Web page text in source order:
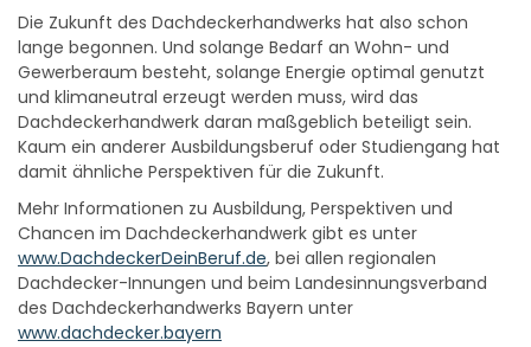
Die Zukunft des Dachdeckerhandwerks hat also schon
lange begonnen. Und solange Bedarf an Wohn- und
Gewerberaum besteht, solange Energie optimal genutzt
und klimaneutral erzeugt werden muss, wird das
Dachdeckerhandwerk daran maßgeblich beteiligt sein.
Kaum ein anderer Ausbildungsberuf oder Studiengang hat
damit ähnliche Perspektiven für die Zukunft.
Mehr Informationen zu Ausbildung, Perspektiven und
Chancen im Dachdeckerhandwerk gibt es unter
www.DachdeckerDeinBeruf.de, bei allen regionalen
Dachdecker-Innungen und beim Landesinnungsverband
des Dachdeckerhandwerks Bayern unter
www.dachdecker.bayern